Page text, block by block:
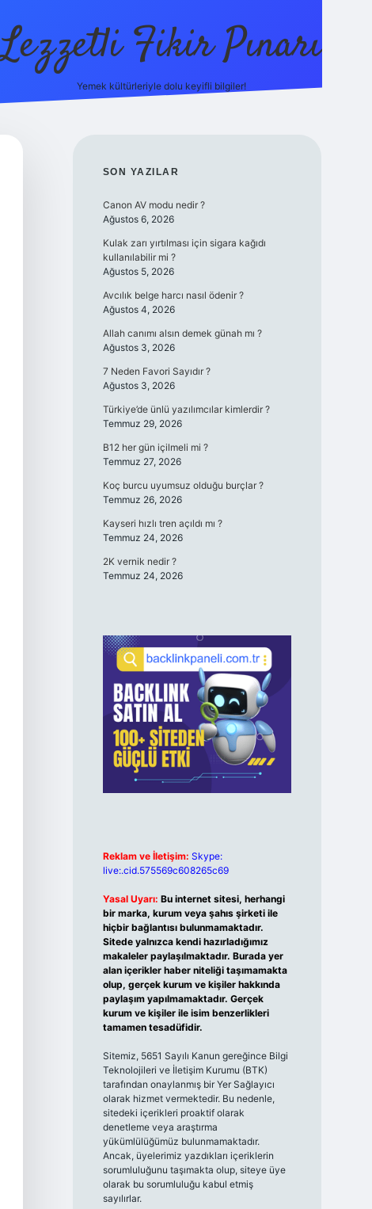
Lezzetli Fikir Pınarı
Yemek kültürleriyle dolu keyifli bilgiler!
SIDEBAR
SON YAZILAR
Canon AV modu nedir ?
Ağustos 6, 2026
Kulak zarı yırtılması için sigara kağıdı
kullanılabilir mi ?
Ağustos 5, 2026
Avcılık belge harcı nasıl ödenir ?
Ağustos 4, 2026
Allah canımı alsın demek günah mı ?
Ağustos 3, 2026
7 Neden Favori Sayıdır ?
Ağustos 3, 2026
Türkiye’de ünlü yazılımcılar kimlerdir ?
Temmuz 29, 2026
B12 her gün içilmeli mi ?
Temmuz 27, 2026
Koç burcu uyumsuz olduğu burçlar ?
Temmuz 26, 2026
Kayseri hızlı tren açıldı mı ?
Temmuz 24, 2026
2K vernik nedir ?
Temmuz 24, 2026
Reklam ve İletişim: Skype:
live:.cid.575569c608265c69
Yasal Uyarı: Bu internet sitesi, herhangi
bir marka, kurum veya şahıs şirketi ile
hiçbir bağlantısı bulunmamaktadır.
Sitede yalnızca kendi hazırladığımız
makaleler paylaşılmaktadır. Burada yer
alan içerikler haber niteliği taşımamakta
olup, gerçek kurum ve kişiler hakkında
paylaşım yapılmamaktadır. Gerçek
kurum ve kişiler ile isim benzerlikleri
tamamen tesadüfidir.
Sitemiz, 5651 Sayılı Kanun gereğince Bilgi
Teknolojileri ve İletişim Kurumu (BTK)
tarafından onaylanmış bir Yer Sağlayıcı
olarak hizmet vermektedir. Bu nedenle,
sitedeki içerikleri proaktif olarak
denetleme veya araştırma
yükümlülüğümüz bulunmamaktadır.
Ancak, üyelerimiz yazdıkları içeriklerin
sorumluluğunu taşımakta olup, siteye üye
olarak bu sorumluluğu kabul etmiş
sayılırlar.